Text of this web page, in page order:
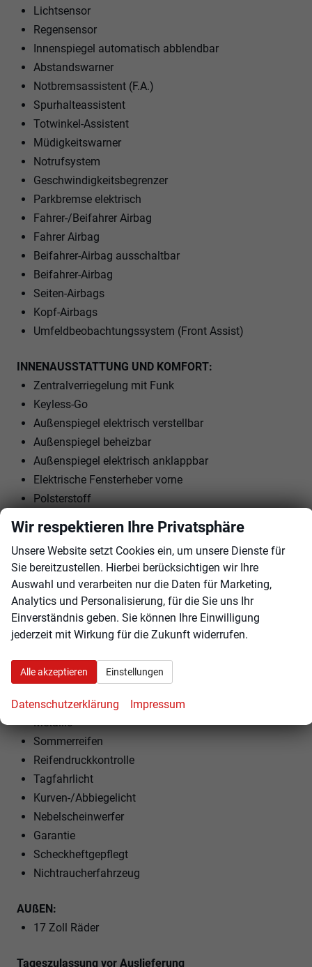
Lichtsensor
Regensensor
Innenspiegel automatisch abblendbar
Abstandswarner
Notbremsassistent (F.A.)
Spurhalteassistent
Totwinkel-Assistent
Müdigkeitswarner
Notrufsystem
Geschwindigkeitsbegrenzer
Parkbremse elektrisch
Fahrer-/Beifahrer Airbag
Fahrer Airbag
Beifahrer-Airbag ausschaltbar
Beifahrer-Airbag
Seiten-Airbags
Kopf-Airbags
Umfeldbeobachtungssystem (Front Assist)
INNENAUSSTATTUNG UND KOMFORT:
Zentralverriegelung mit Funk
Keyless-Go
Außenspiegel elektrisch verstellbar
Außenspiegel beheizbar
Außenspiegel elektrisch anklappbar
Elektrische Fensterheber vorne
Polsterstoff
Armlehnen vorne
Kindersitzvorbereitung (ISOFIX)
Rücksitzbank teilbar
Lenkrad höhenverstellbar
Schaltwippen am Lenkrad
Schiebetür beidseitig
Elektr. Schiebetür beidseitig
LM-Felgen
Metallic
Sommerreifen
Reifendruckkontrolle
Tagfahrlicht
Kurven-/Abbiegelicht
Nebelscheinwerfer
Garantie
Scheckheftgepflegt
Nichtraucherfahrzeug
AUßEN:
17 Zoll Räder
Tageszulassung vor Auslieferung
Wir respektieren Ihre Privatsphäre
Unsere Website setzt Cookies ein, um unsere Dienste für
Sie bereitzustellen. Hierbei berücksichtigen wir Ihre
Auswahl und verarbeiten nur die Daten für Marketing,
Analytics und Personalisierung, für die Sie uns Ihr
Einverständnis geben. Sie können Ihre Einwilligung
jederzeit mit Wirkung für die Zukunft widerrufen.
Alle akzeptieren Einstellungen
Datenschutzerklärung Impressum